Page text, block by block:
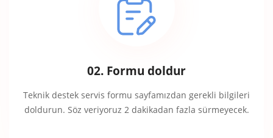
02. Formu doldur
Teknik destek servis formu sayfamızdan gerekli bilgileri
doldurun. Söz veriyoruz 2 dakikadan fazla sürmeyecek.